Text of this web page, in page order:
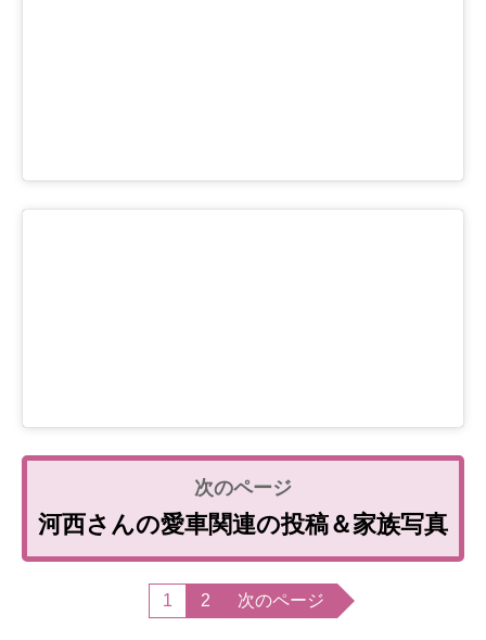
河西さんの愛車関連の投稿＆家族写真
1 2 次のページ